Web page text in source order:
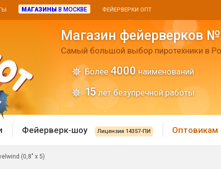
МАГАЗИНЫ В МОСКВЕ ФЕЙЕРВЕРКИ ОПТ
Магазин фейерверков
Самый большой выбор пиротехники в
Более 4000 наименований
15 лет безупречной работы
Фейерверк-шоу Лицензия 14357-ПИ Оптовикам
(0,8" х 5)